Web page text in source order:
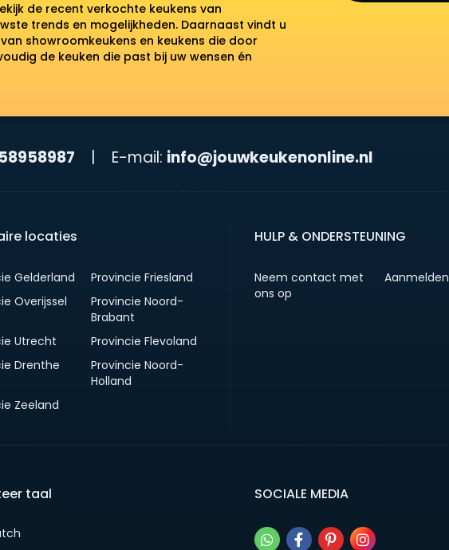
de recent verkochte keukens van
trends en mogelijkheden. Daarnaast vindt u
showroomkeukens en keukens die door
de keuken die past bij uw wensen én
E-mail: info@jouwkeukenonline.nl
locaties
Gelderland
Provincie Friesland
Overijssel
Provincie Noord-
Brabant
Utrecht
Provincie Flevoland
Drenthe
Provincie Noord-
Holland
Zeeland
HULP & ONDERSTEUNING
Neem contact met
ons op
Aanmelden
taal SOCIALE MEDIA